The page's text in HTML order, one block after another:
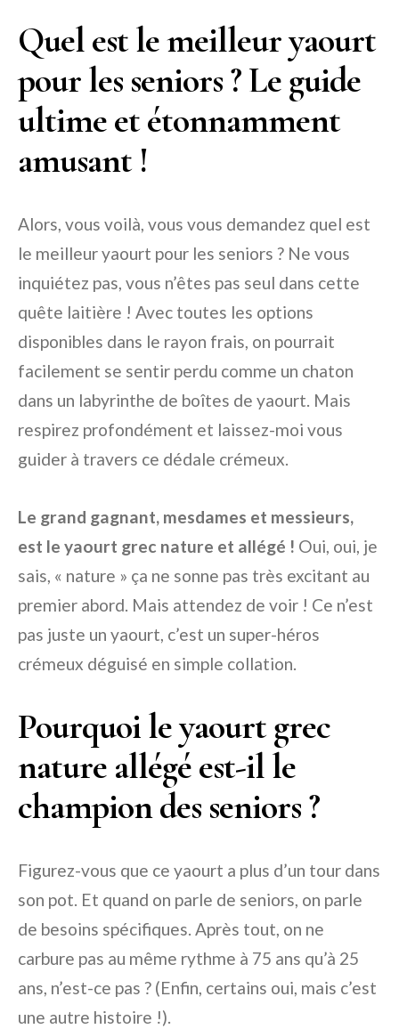
Quel est le meilleur yaourt
pour les seniors ? Le guide
ultime et étonnamment
amusant !
Alors, vous voilà, vous vous demandez quel est
le meilleur yaourt pour les seniors ? Ne vous
inquiétez pas, vous n’êtes pas seul dans cette
quête laitière ! Avec toutes les options
disponibles dans le rayon frais, on pourrait
facilement se sentir perdu comme un chaton
dans un labyrinthe de boîtes de yaourt. Mais
respirez profondément et laissez-moi vous
guider à travers ce dédale crémeux.
Le grand gagnant, mesdames et messieurs,
est le yaourt grec nature et allégé ! Oui, oui, je
sais, « nature » ça ne sonne pas très excitant au
premier abord. Mais attendez de voir ! Ce n’est
pas juste un yaourt, c’est un super-héros
crémeux déguisé en simple collation.
Pourquoi le yaourt grec
nature allégé est-il le
champion des seniors ?
Figurez-vous que ce yaourt a plus d’un tour dans
son pot. Et quand on parle de seniors, on parle
de besoins spécifiques. Après tout, on ne
carbure pas au même rythme à 75 ans qu’à 25
ans, n’est-ce pas ? (Enfin, certains oui, mais c’est
une autre histoire !).